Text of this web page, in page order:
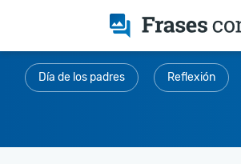
Día de los padres Reflexión